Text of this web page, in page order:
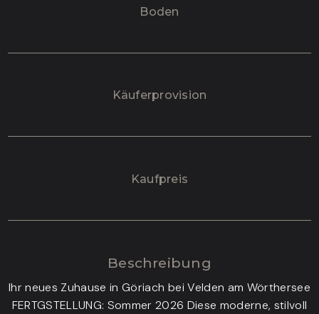
Boden
Käufer­provision
Kaufpreis
Beschreibung
Ihr neues Zuhause in Göriach bei Velden am Wörthersee
FERTGSTELLUNG: Sommer 2026 Diese moderne, stilvoll